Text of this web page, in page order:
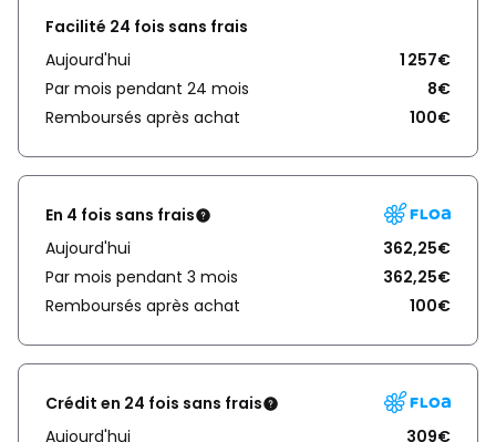
Facilité 24 fois sans frais
Aujourd'hui
1 257€
Par mois pendant 24 mois
8€
Remboursés après achat
100€
En 4 fois sans frais
Aujourd'hui
362,25€
Par mois pendant 3 mois
362,25€
Remboursés après achat
100€
Crédit en 24 fois sans frais
Aujourd'hui
309€